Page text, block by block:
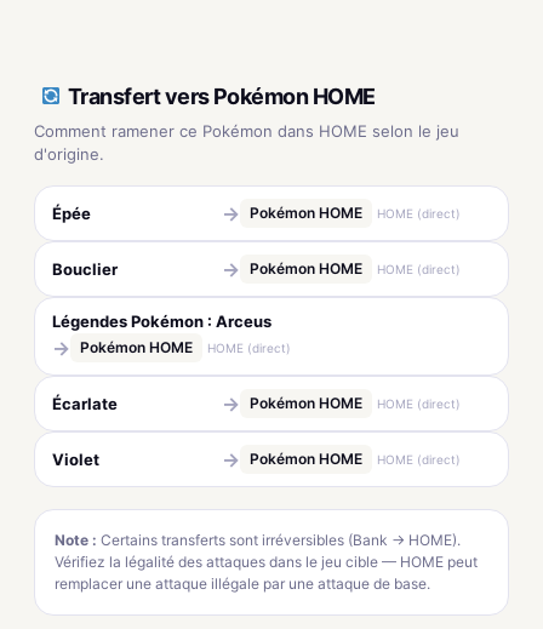
Transfert vers Pokémon HOME
Comment ramener ce Pokémon dans HOME selon le jeu
d'origine.
Épée → Pokémon HOME HOME (direct)
Bouclier → Pokémon HOME HOME (direct)
Légendes Pokémon : Arceus
→ Pokémon HOME HOME (direct)
Écarlate → Pokémon HOME HOME (direct)
Violet → Pokémon HOME HOME (direct)
Note : Certains transferts sont irréversibles (Bank → HOME).
Vérifiez la légalité des attaques dans le jeu cible — HOME peut
remplacer une attaque illégale par une attaque de base.